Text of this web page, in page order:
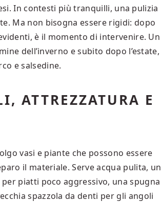
In contesti più tranquilli, una pulizia
Ma non bisogna essere rigidi: dopo
è il momento di intervenire. Un
dell’inverno e subito dopo l’estate,
e salsedine.
ATTREZZATURA E
vasi e piante che possono essere
il materiale. Serve acqua pulita, un
piatti poco aggressivo, una spugna
spazzola da denti per gli angoli